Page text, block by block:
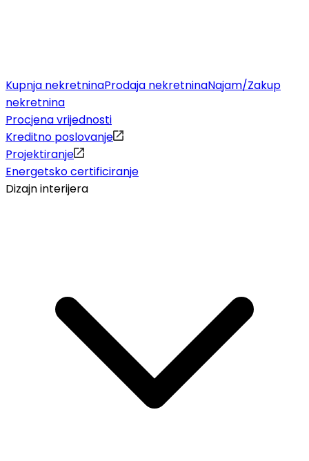
Kupnja nekretninaProdaja nekretninaNajam/Zakup
nekretnina
Procjena vrijednosti
Kreditno poslovanje
Projektiranje
Energetsko certificiranje
Dizajn interijera